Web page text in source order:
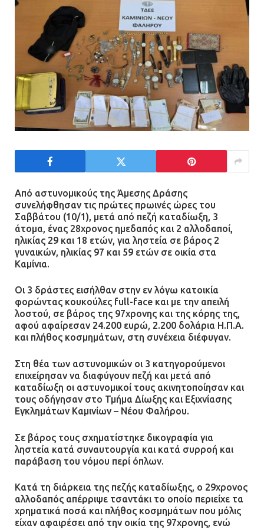
Τηλεφωνικές απάτες με λεία
130.000 ευρώ στην Αττική
13.07.2026 | 20:44
Ασπρόπυργος: Πέθανε ένας από
μεγάλης έκρηξης στο εργοστάσιο
12.07.2026 | 15:07
Άργος: Στη φυλακή οι δύο
αστυνομικοί για τους
πυροβολισμούς κατά του 20χρονου
με αναπηρία
11.07.2026 | 22:59
Ένα πουλί «υπεύθυνο» για την
πρωινή διακοπή ρεύματος στη
Μάνδρα
09.07.2026 | 11:12
Φωτιά σε επιχείρηση στον
Ασπρόπυργο – Ήχησε το 112
09.07.2026 | 09:19
Δίωξη για απόπειρα
ανθρωποκτονίας στους δύο
αστυνομικούς
08.07.2026 | 22:30
Ομαδικός βιασμός 19χρονης στο
Από αστυνομικούς της Άμεσης Δράσης
συνελήφθησαν τις πρώτες πρωινές ώρες του
Σαββάτου (10/1), μετά από πεζή καταδίωξη, 3
άτομα, ένας 28χρονος ημεδαπός και 2 αλλοδαποί,
ηλικίας 29 και 18 ετών, για ληστεία σε βάρος 2
γυναικών, ηλικίας 97 και 59 ετών σε οικία στα
Καμίνια.
Οι 3 δράστες εισήλθαν στην εν λόγω κατοικία
φορώντας κουκούλες full-face και με την απειλή
λοστού, σε βάρος της 97χρονης και της κόρης της,
αφού αφαίρεσαν 24.200 ευρώ, 2.200 δολάρια Η.Π.Α.
και πλήθος κοσμημάτων, στη συνέχεια διέφυγαν.
Στη θέα των αστυνομικών οι 3 κατηγορούμενοι
επιχείρησαν να διαφύγουν πεζή και μετά από
καταδίωξη οι αστυνομικοί τους ακινητοποίησαν και
τους οδήγησαν στο Τμήμα Δίωξης και Εξιχνίασης
Εγκλημάτων Καμινίων – Νέου Φαλήρου.
Σε βάρος τους σχηματίστηκε δικογραφία για
ληστεία κατά συναυτουργία και κατά συρροή και
παράβαση του νόμου περί όπλων.
Κατά τη διάρκεια της πεζής καταδίωξης, ο 29χρονος
αλλοδαπός απέρριψε τσαντάκι το οποίο περιείχε τα
χρηματικά ποσά και πλήθος κοσμημάτων που μόλις
είχαν αφαιρέσει από την οικία της 97χρονης, ενώ